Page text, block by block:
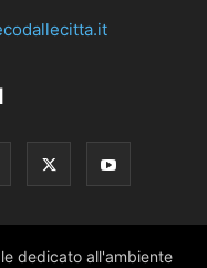
dedicato all'ambiente